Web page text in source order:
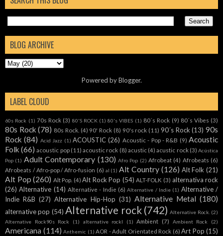
BLOG ARCHIVE
Powered byBlogger.
LABEL CLOUD
60s Rock (1) 70s Rock (3) 80'S ROCK (1) 80's VIBES (1) 80´s Rock (9) 80´s Vibes (3)
80s Rock (78) 80s Rock. (4) 90' Rock (8) 90's rock (11) 90´s Rock (13) 90s
Rock (84) Acid Jazz (1) ACOUSTIC (26) Acoustic - Pop - R&B (9) Acoustic
Folk (66) acoustic pop (11) acoustic rock (8) acustic (4) acustic rock (3) Acústica
Pop (1) Adult Contemporary (130) Afro Pop (2) Afrobeat (4) Afrobeats (6)
Afrobeats / Afro-pop / Afro-fusion (6) al (1) Alt Country (126) Alt Folk (21)
Alt Pop (260) Alt Pop. (4) Alt Rock Pop (54) ALT-FOLK (3) alternativa rock
(26) Alternative (14) Alternative - Indie (6) Alternative / Indie (1) Alternative /
Indie R&B (27) Alternative Hip-Hop (31) Alternative Metal (180)
alternative pop (54) Alternative rock (742) Alternative Rock. (2)
Alternative Rock90s Rock
(1) alternative rockl (1) Ambient (7) Ambient Rock (2)
Americana (114) Anthemic (1) AOR - Adult Orientated Rock (6) Art Pop (15)